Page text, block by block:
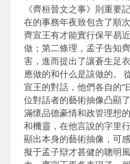
《齊桓晉文之事》則重要
在的事務年夜致包含了順
齊宣王有才能實行保平易
做；第二條理，孟子告知
害，進而提出了讓蒼生足
應做的和什么是該做的。
宣王的對話，他們各自的“
位對話者的藝術抽像凸顯
滿懷品德豪情和政管理想
和機靈，在他言說的字里
顯出本身的藝術抽像，可
擬于孟子辯才甚健的聰明